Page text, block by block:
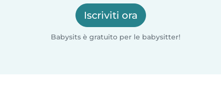
Iscriviti ora
Babysits è gratuito per le babysitter!